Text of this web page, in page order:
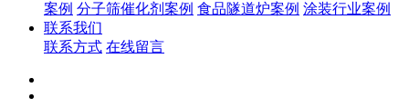
案例 分子筛催化剂案例 食品隧道炉案例 涂装行业案例
联系我们
联系方式 在线留言